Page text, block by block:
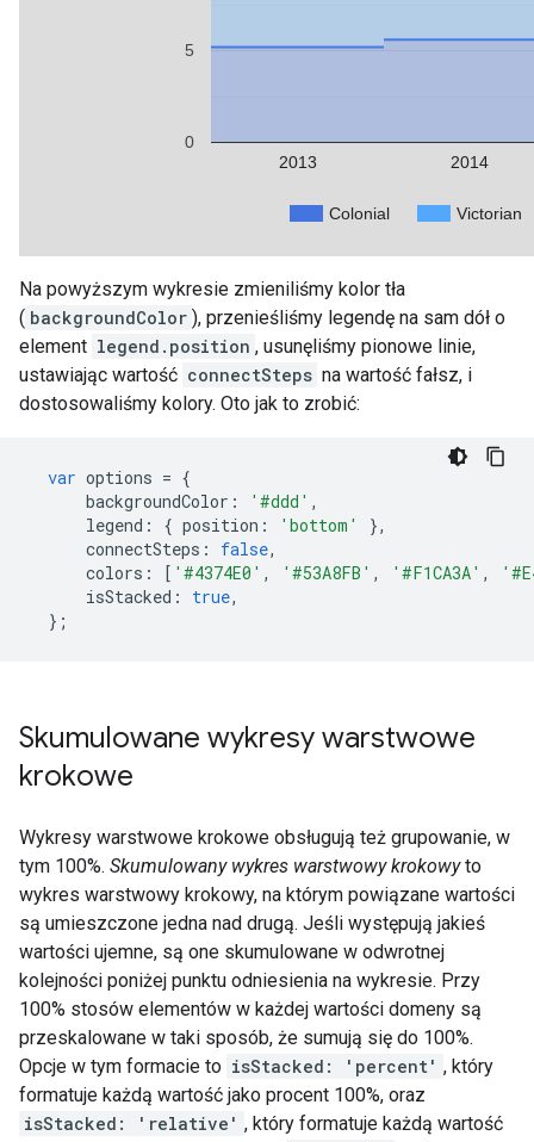
Na powyższym wykresie zmieniliśmy kolor tła
( backgroundColor ), przenieśliśmy legendę na sam dół o
element legend.position , usunęliśmy pionowe linie,
ustawiając wartość connectSteps na wartość fałsz, i
dostosowaliśmy kolory. Oto jak to zrobić:
var options = {
backgroundColor : '#ddd' ,
legend : { position : 'bottom'
},
connectSteps : false,
colors : [ '#4374E0' , '#53A8FB' , '#F1CA3A' ,
isStacked : true,
};
Skumulowane wykresy warstwowe
krokowe
Wykresy warstwowe krokowe obsługują też grupowanie, w
tym 100%. Skumulowany wykres warstwowy krokowyto
wykres warstwowy krokowy, na którym powiązane wartości
są umieszczone jedna nad drugą. Jeśli występują jakieś
wartości ujemne, są one skumulowane w odwrotnej
kolejności poniżej punktu odniesienia na wykresie. Przy
100% stosów elementów w każdej wartości domeny są
przeskalowane w taki sposób, że sumują się do 100%.
Opcje w tym formacie to isStacked: 'percent' , który
formatuje każdą wartość jako procent 100%, oraz
isStacked: 'relative' , który formatuje każdą wartość